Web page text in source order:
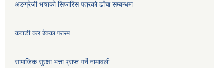
अङ्ग्रेजी भाषाको सिफारिस पत्रको ढाँचा सम्बन्धमा
कवाडी कर ठेक्का फारम
सामाजिक सुरक्षा भत्ता प्राप्त गर्ने नामावली